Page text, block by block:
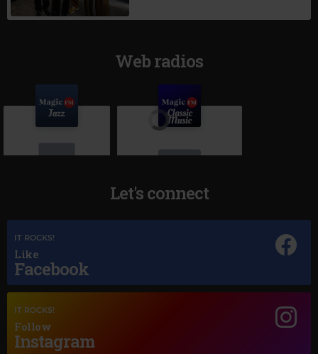
Web radios
Magic Jazz
MACY GRAY
Let's connect
IT ROCKS!
Like
Facebook
IT ROCKS!
Follow
Instagram